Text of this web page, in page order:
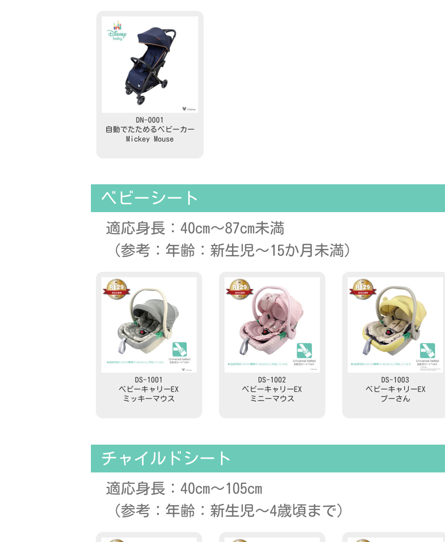
DN-0001
自動でたためるベビーカー
Mickey Mouse
ベビーシート
適応身長：40cm～87cm未満
（参考：年齢：新生児～15か月未満）
DS-1001
ベビーキャリーEX
ミッキーマウス
DS-1002
ベビーキャリーEX
ミニーマウス
DS-1003
ベビーキャリーEX
プーさん
チャイルドシート
適応身長：40cm～105cm
（参考：年齢：新生児～4歳頃まで）